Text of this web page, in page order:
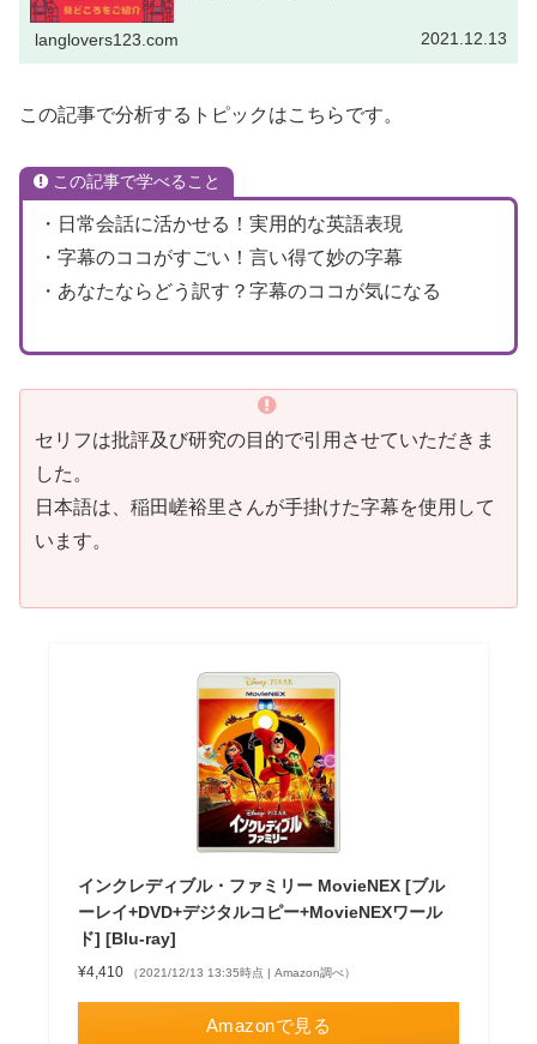
langlovers123.com 2021.12.13
この記事で分析するトピックはこちらです。
この記事で学べること
・日常会話に活かせる！実用的な英語表現
・字幕のココがすごい！言い得て妙の字幕
・あなたならどう訳す？字幕のココが気になる
セリフは批評及び研究の目的で引用させていただきま
した。
日本語は、稲田嵯裕里さんが手掛けた字幕を使用して
います。
インクレディブル・ファミリー MovieNEX [ブル
ーレイ+DVD+デジタルコピー+MovieNEXワール
ド] [Blu-ray]
¥4,410 （2021/12/13 13:35時点 | Amazon調べ）
Amazonで見る